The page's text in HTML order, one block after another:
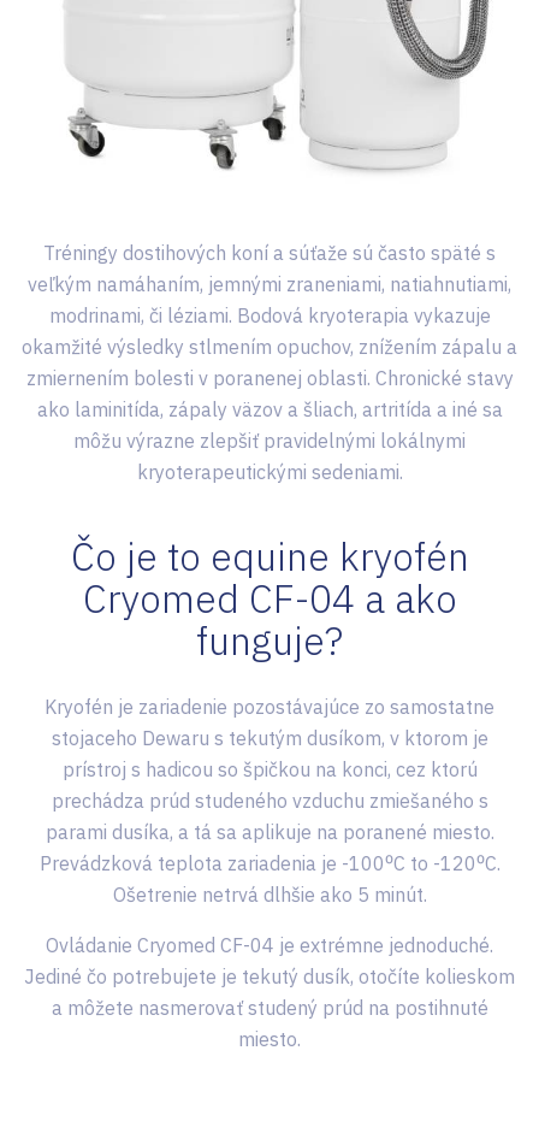
Tréningy dostihových koní a súťaže sú často späté s
veľkým namáhaním, jemnými zraneniami, natiahnutiami,
modrinami, či léziami. Bodová kryoterapia vykazuje
okamžité výsledky stlmením opuchov, znížením zápalu a
zmiernením bolesti v poranenej oblasti. Chronické stavy
ako laminitída, zápaly väzov a šliach, artritída a iné sa
môžu výrazne zlepšiť pravidelnými lokálnymi
kryoterapeutickými sedeniami.
Čo je to equine kryofén
Cryomed CF-04 a ako
funguje?
Kryofén je zariadenie pozostávajúce zo samostatne
stojaceho Dewaru s tekutým dusíkom, v ktorom je
prístroj s hadicou so špičkou na konci, cez ktorú
prechádza prúd studeného vzduchu zmiešaného s
parami dusíka, a tá sa aplikuje na poranené miesto.
Prevádzková teplota zariadenia je -100⁰C to -120⁰C.
Ošetrenie netrvá dlhšie ako 5 minút.
Ovládanie Cryomed CF-04 je extrémne jednoduché.
Jediné čo potrebujete je tekutý dusík, otočíte kolieskom
a môžete nasmerovať studený prúd na postihnuté
miesto.